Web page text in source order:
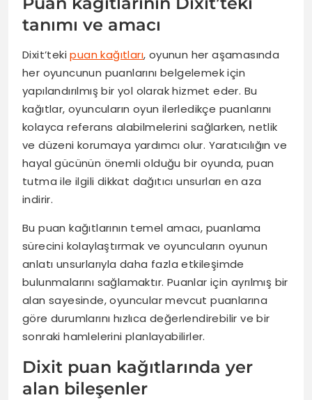
tanımı ve amacı
Dixit’tekipuan kağıtları, oyunun her aşamasında
her oyuncunun puanlarını belgelemek için
yapılandırılmış bir yol olarak hizmet eder. Bu
kağıtlar, oyuncuların oyun ilerledikçe puanlarını
kolayca referans alabilmelerini sağlarken, netlik
ve düzeni korumaya yardımcı olur. Yaratıcılığın ve
hayal gücünün önemli olduğu bir oyunda, puan
tutma ile ilgili dikkat dağıtıcı unsurları en aza
indirir.
Bu puan kağıtlarının temel amacı, puanlama
sürecini kolaylaştırmak ve oyuncuların oyunun
anlatı unsurlarıyla daha fazla etkileşimde
bulunmalarını sağlamaktır. Puanlar için ayrılmış bir
alan sayesinde, oyuncular mevcut puanlarına
göre durumlarını hızlıca değerlendirebilir ve bir
sonraki hamlelerini planlayabilirler.
Dixit puan kağıtlarında yer
alan bileşenler